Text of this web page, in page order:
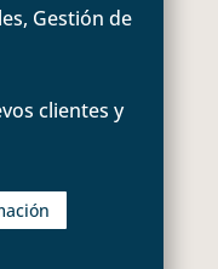
Gestión de
clientes y